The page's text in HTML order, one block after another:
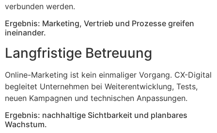
verbunden werden.
Ergebnis: Marketing, Vertrieb und Prozesse greifen
ineinander.
Langfristige Betreuung
Online-Marketing ist kein einmaliger Vorgang. CX-Digital
begleitet Unternehmen bei Weiterentwicklung, Tests,
neuen Kampagnen und technischen Anpassungen.
Ergebnis: nachhaltige Sichtbarkeit und planbares
Wachstum.